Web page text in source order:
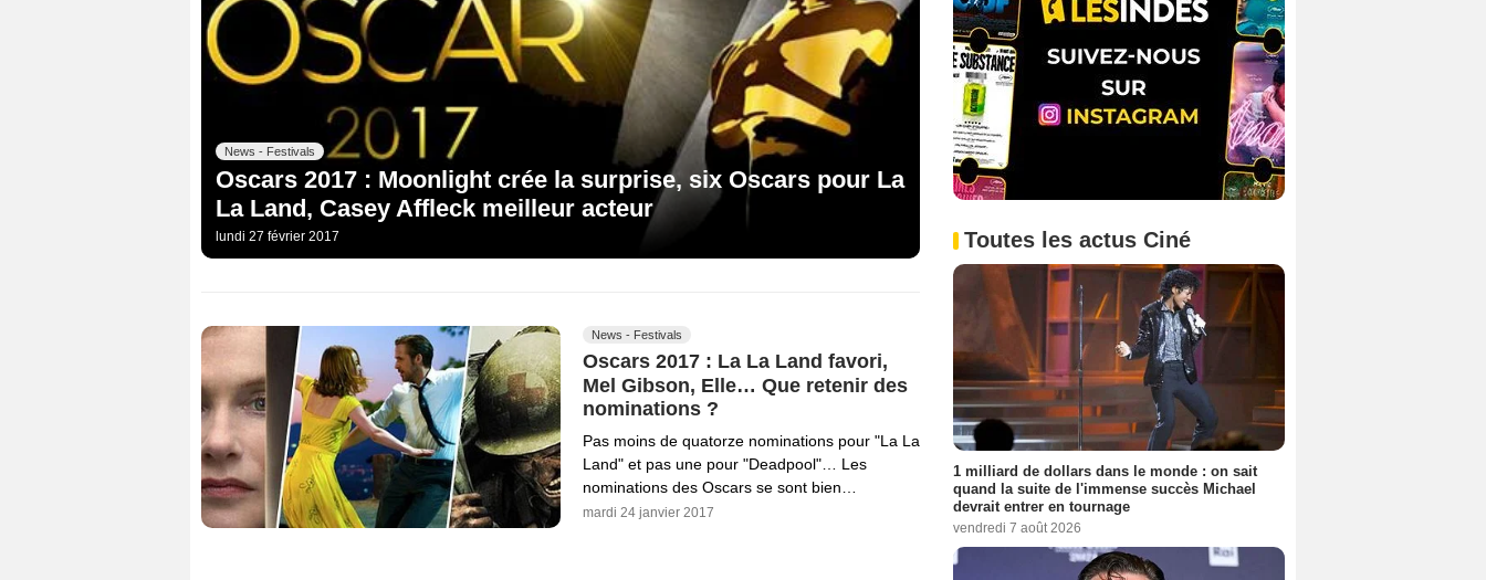
News - Festivals
Oscars 2017 : Moonlight crée la surprise, six Oscars pour La
La Land, Casey Affleck meilleur acteur
lundi 27 février 2017
News - Festivals
Oscars 2017 : La La Land favori,
Mel Gibson, Elle… Que retenir des
nominations ?
Pas moins de quatorze nominations pour "La La
Land" et pas une pour "Deadpool"… Les
nominations des Oscars se sont bien…
mardi 24 janvier 2017
Toutes les actus Ciné
1 milliard de dollars dans le monde : on sait
quand la suite de l'immense succès Michael
devrait entrer en tournage
vendredi 7 août 2026